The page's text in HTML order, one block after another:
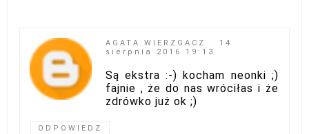
AGATA WIERZGACZ
14
sierpnia 2016 19:13
Są ekstra :-) kocham neonki ;)
fajnie , że do nas wróciłas i że
zdrówko już ok ;)
ODPOWIEDZ